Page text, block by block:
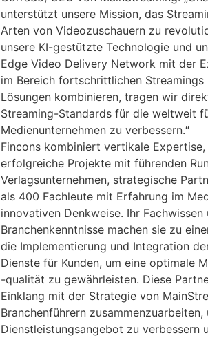
unterstützt unsere Mission, das
Arten von Videozuschauern zu
unsere KI-gestützte Technologie und
Edge Video Delivery Network mit der
im Bereich fortschrittlichen Streamings
Lösungen kombinieren, tragen wir
Streaming-Standards für die weltweit
Medienunternehmen zu verbessern.“
Fincons kombiniert vertikale
erfolgreiche Projekte mit führenden
Verlagsunternehmen, strategische
als 400 Fachleute mit Erfahrung im
innovativen Denkweise. Ihr Fachwissen
Branchenkenntnisse machen sie zu
die Implementierung und Integration
Dienste für Kunden, um eine optimale
-qualität zu gewährleisten. Diese
Einklang mit der Strategie von
Branchenführern zusammenzuarbeiten,
Dienstleistungsangebot zu verbessern